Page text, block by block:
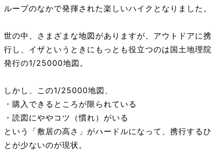
ループのなかで発揮された楽しいハイクとなりました。
世の中、さまざまな地図がありますが、アウトドアに携
行し、イザというときにもっとも役立つのは国土地理院
発行の1/25000地図。
しかし、この1/25000地図、
・購入できるところが限られている
・読図にややコツ（慣れ）がいる
という「敷居の高さ」がハードルになって、携行するひ
とが少ないのが現状。